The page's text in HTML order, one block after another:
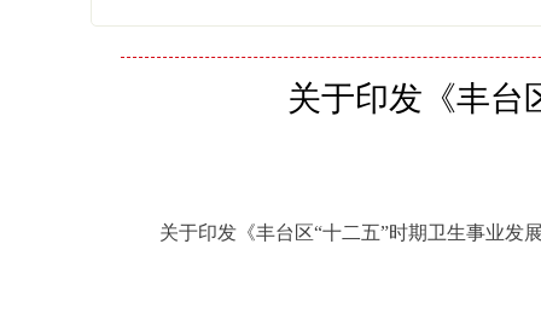
关于印发《丰台
关于印发《丰台区“十二五”时期卫生事业发